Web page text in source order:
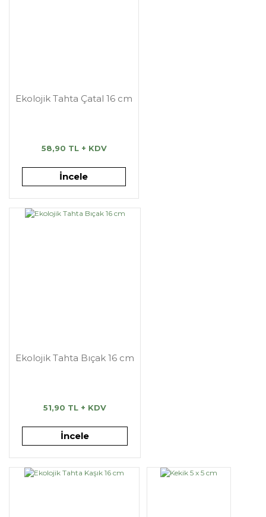
Ekolojik Tahta Çatal 16 cm
58,90 TL + KDV
İncele
Ekolojik Tahta Bıçak 16 cm
51,90 TL + KDV
İncele